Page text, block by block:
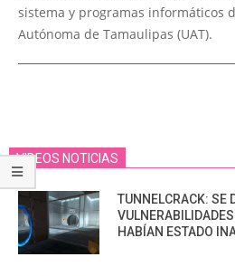
sistema y programas informáticos
Autónoma de Tamaulipas (UAT).
VIDEOS NOTICIAS
TUNNELCRACK: SE
HABÍAN ESTADO